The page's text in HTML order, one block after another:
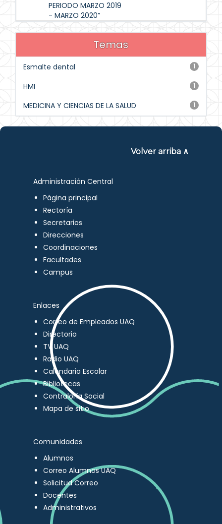
PERIODO MARZO 2019
- MARZO 2020”
Temas
1
Esmalte dental
1
HMI
1
MEDICINA Y CIENCIAS DE LA SALUD
Volver arriba ∧
Administración Central
Página principal
Rectoría
Secretarios
Direcciones
Coordinaciones
Facultades
Campus
Enlaces
Correo de Empleados UAQ
Directorio
TV UAQ
Radio UAQ
Calendario Escolar
Bibliotecas
Contraloría Social
Mapa de sitio
Comunidades
Alumnos
Correo Alumnos UAQ
Solicitud Correo
Docentes
Administrativos